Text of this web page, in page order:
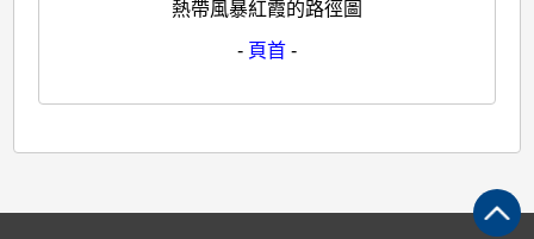
熱帶風暴紅霞的路徑圖
- 頁首 -